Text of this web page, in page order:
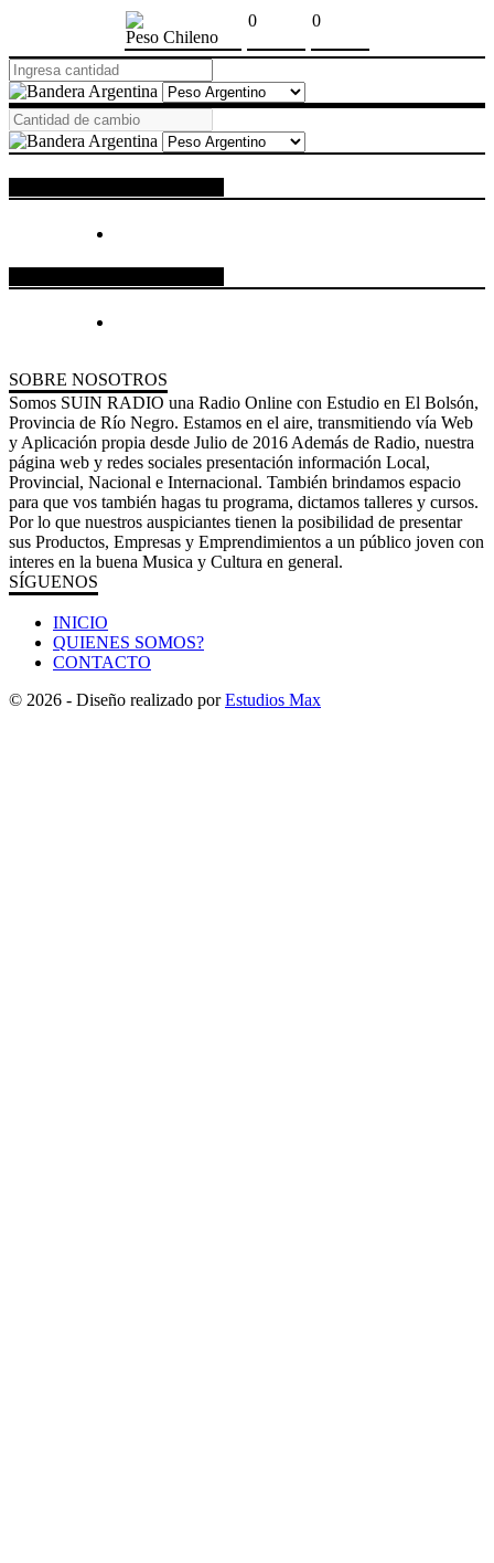
Peso Chileno
0 0
SOBRE NOSOTROS
Somos SUIN RADIO una Radio Online con Estudio en El Bolsón,
Provincia de Río Negro. Estamos en el aire, transmitiendo vía Web
y Aplicación propia desde Julio de 2016 Además de Radio, nuestra
página web y redes sociales presentación información Local,
Provincial, Nacional e Internacional. También brindamos espacio
para que vos también hagas tu programa, dictamos talleres y cursos.
Por lo que nuestros auspiciantes tienen la posibilidad de presentar
sus Productos, Empresas y Emprendimientos a un público joven con
interes en la buena Musica y Cultura en general.
SÍGUENOS
INICIO
QUIENES SOMOS?
CONTACTO
© 2026 - Diseño realizado porEstudios Max